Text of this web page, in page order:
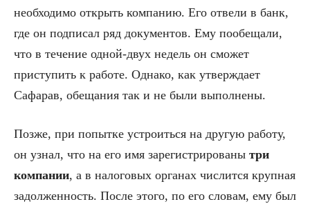
необходимо открыть компанию. Его отвели в банк,
где он подписал ряд документов. Ему пообещали,
что в течение одной-двух недель он сможет
приступить к работе. Однако, как утверждает
Сафарав, обещания так и не были выполнены.
Позже, при попытке устроиться на другую работу,
он узнал, что на его имя зарегистрированы три
компании, а в налоговых органах числится крупная
задолженность. После этого, по его словам, ему был